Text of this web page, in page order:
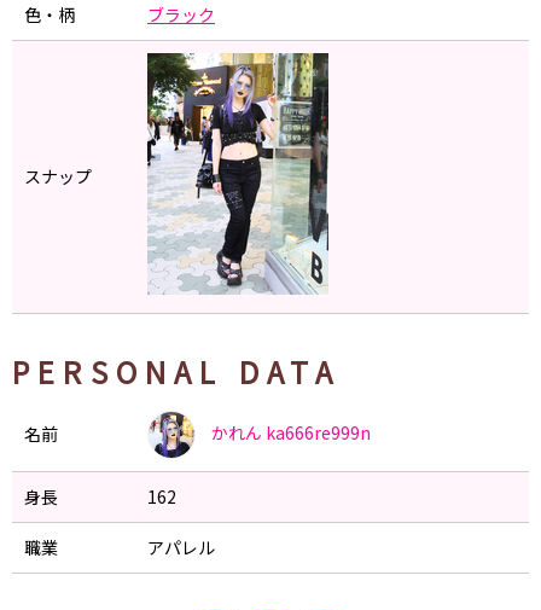
色・柄 ブラック
スナップ
PERSONAL DATA
名前 かれん ka666re999n
身長 162
職業 アパレル